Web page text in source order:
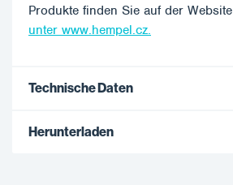
Produkte finden Sie auf der
unter www.hempel.cz.
Technische Daten
Herunterladen